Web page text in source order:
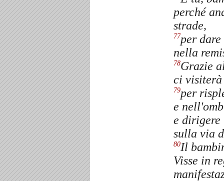
perché
strade,
77per
nella
78Grazie
ci visiterà
79per
e
e dirigere
sulla via
80Il
Visse in